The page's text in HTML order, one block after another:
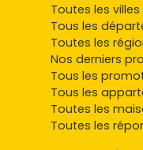
Toutes les villes
Tous les
Toutes les
Nos derniers
Tous les
Tous les
Toutes les
Toutes les